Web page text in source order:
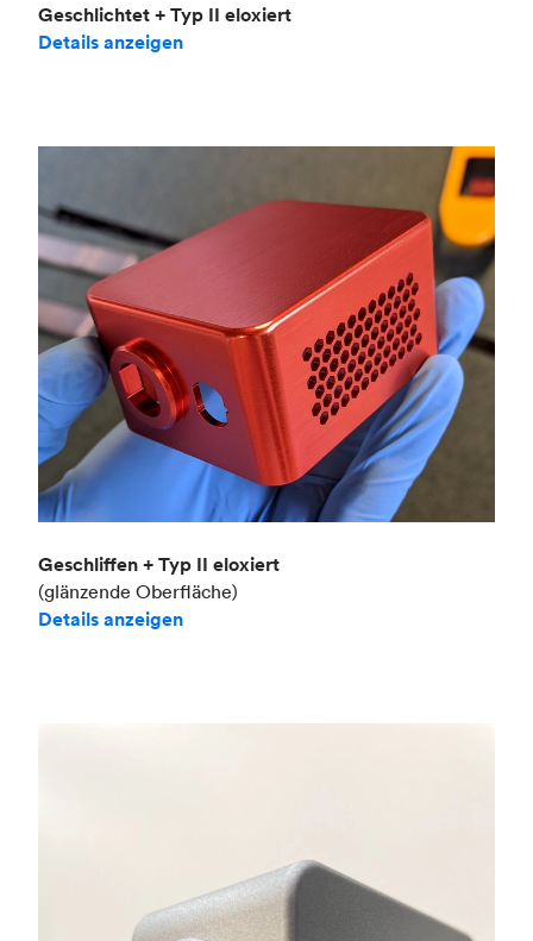
Geschlichtet + Typ II eloxiert
Details anzeigen
Geschliffen + Typ II eloxiert
(glänzende Oberfläche)
Details anzeigen